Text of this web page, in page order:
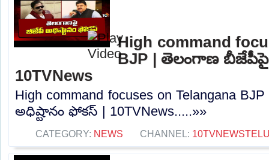
High command
BJP | తెలంగాణ
10TVNews
High command focuses on Telangana
అధిష్టానం ఫోకస్ | 10TVNews.....»»
CATEGORY: NEWS CHANNEL: